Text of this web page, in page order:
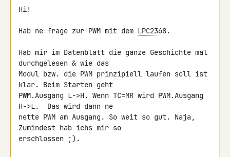
Hi!
Hab ne frage zur PWM mit dem LPC2368.
Hab mir im Datenblatt die ganze Geschichte mal
durchgelesen & wie das
Modul bzw. die PWM prinzipiell laufen soll ist
klar. Beim Starten geht
PWM.Ausgang L->H. Wenn TC=MR wird PWM.Ausgang
H->L.  Das wird dann ne
nette PWM am Ausgang. So weit so gut. Naja,
Zumindest hab ichs mir so
erschlossen ;).